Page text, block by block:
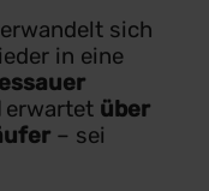
sich
in eine
erwartet über
– sei